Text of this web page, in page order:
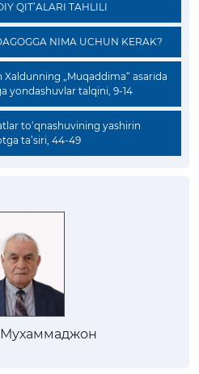
QIT’ALARI TAHLILI
NIMA UCHUN KERAK?
„Muqaddima“ asarida
yondashuvlar talqini, 9-14
to‘qnashuvining yashirin
ta’siri, 44-49